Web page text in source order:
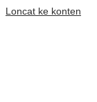
Loncat ke konten